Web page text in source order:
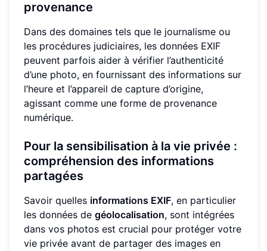
provenance
Dans des domaines tels que le journalisme ou
les procédures judiciaires, les données EXIF
peuvent parfois aider à vérifier l’authenticité
d’une photo, en fournissant des informations sur
l’heure et l’appareil de capture d’origine,
agissant comme une forme de provenance
numérique.
Pour la sensibilisation à la vie privée :
compréhension des informations
partagées
Savoir quelles informations EXIF, en particulier
les données de géolocalisation, sont intégrées
dans vos photos est crucial pour protéger votre
vie privée avant de partager des images en